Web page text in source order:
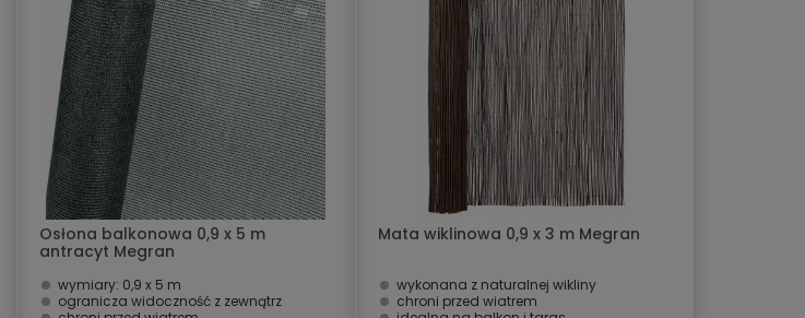
Osłona balkonowa 0,9 x 5 m
antracyt Megran
wymiary: 0,9 x 5 m
ogranicza widoczność z zewnątrz
Mata wiklinowa 0,9 x 3 m Megran
wykonana z naturalnej wikliny
chroni przed wiatrem